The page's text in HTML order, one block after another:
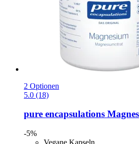
2 Optionen
5.0 (18)
pure encapsulations
-5%
Vegane Kapseln